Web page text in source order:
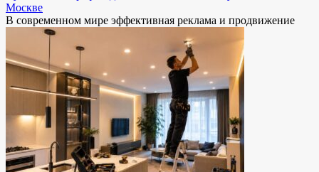
Москве
В современном мире эффективная реклама и продвижение